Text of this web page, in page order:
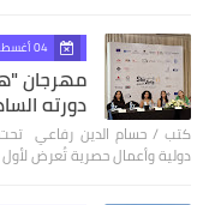
04 أغسطس 2026
دورته
كتب / حسام الدين رفاعي
دولية وأعمال حصرية تُعرض لأول